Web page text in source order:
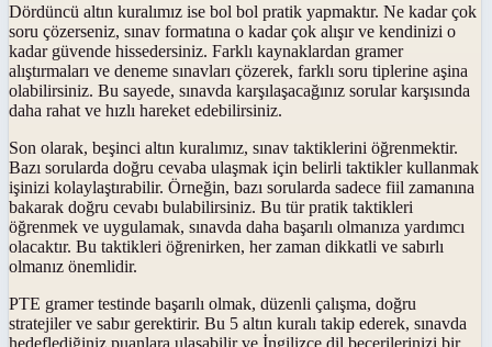
Dördüncü altın kuralımız ise bol bol pratik yapmaktır. Ne kadar çok
soru çözerseniz, sınav formatına o kadar çok alışır ve kendinizi o
kadar güvende hissedersiniz. Farklı kaynaklardan gramer
alıştırmaları ve deneme sınavları çözerek, farklı soru tiplerine aşina
olabilirsiniz. Bu sayede, sınavda karşılaşacağınız sorular karşısında
daha rahat ve hızlı hareket edebilirsiniz.
Son olarak, beşinci altın kuralımız, sınav taktiklerini öğrenmektir.
Bazı sorularda doğru cevaba ulaşmak için belirli taktikler kullanmak
işinizi kolaylaştırabilir. Örneğin, bazı sorularda sadece fiil zamanına
bakarak doğru cevabı bulabilirsiniz. Bu tür pratik taktikleri
öğrenmek ve uygulamak, sınavda daha başarılı olmanıza yardımcı
olacaktır. Bu taktikleri öğrenirken, her zaman dikkatli ve sabırlı
olmanız önemlidir.
PTE gramer testinde başarılı olmak, düzenli çalışma, doğru
stratejiler ve sabır gerektirir. Bu 5 altın kuralı takip ederek, sınavda
hedeflediğiniz puanlara ulaşabilir ve İngilizce dil becerilerinizi bir